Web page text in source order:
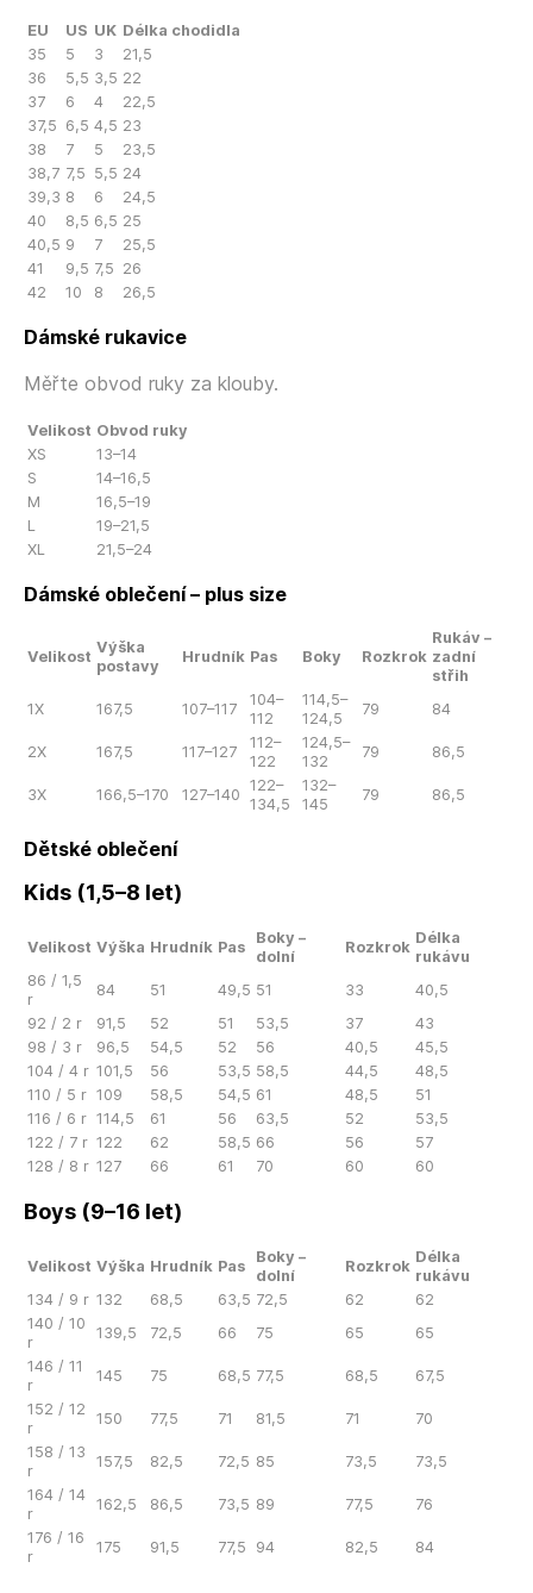
EU US UK Délka chodidla
35
5 3
21,5
36
5,5 3,5 22
37
6 4
22,5
37,5 6,5 4,5 23
38
7 5
23,5
38,7 7,5 5,5 24
39,3 8 6
24,5
40
8,5 6,5 25
40,5 9 7
25,5
41
9,5 7,5 26
42
10 8 26,5
Dámské rukavice
Měřte obvod ruky za klouby.
Velikost Obvod ruky
XS
13–14
S
14–16,5
M
16,5–19
L
19–21,5
XL
21,5–24
Dámské oblečení – plus size
Velikost
Výška
postavy
Hrudník Pas Boky Rozkrok
Rukáv –
zadní
střih
1X
167,5 107–117
104–
112
114,5–
124,5
79 84
2X 167,5 117–127
112–
122
124,5–
132
79 86,5
3X 166,5–170 127–140
122–
134,5
132–
145
79 86,5
Dětské oblečení
Kids (1,5–8 let)
Velikost Výška Hrudník Pas
Boky –
dolní
Rozkrok
Délka
rukávu
86 / 1,5
r
84 51 49,5 51 33
40,5
92 / 2 r
91,5 52 51 53,5 37
43
98 / 3 r
96,5 54,5 52 56 40,5
45,5
104 / 4 r 101,5 56 53,5 58,5 44,5
48,5
110 / 5 r 109 58,5 54,5 61 48,5
51
116 / 6 r 114,5 61 56 63,5 52
53,5
122 / 7 r 122 62 58,5 66 56
57
128 / 8 r 127 66 61 70 60 60
Boys (9–16 let)
Velikost Výška Hrudník Pas
Boky –
dolní
Rozkrok
Délka
rukávu
134 / 9 r 132 68,5 63,5 72,5 62
62
140 / 10
r
139,5 72,5 66 75 65
65
146 / 11
r
145 75 68,5 77,5 68,5
67,5
152 / 12
r
150 77,5 71 81,5 71
70
158 / 13
r
157,5 82,5 72,5 85 73,5
73,5
164 / 14
r
162,5 86,5 73,5 89 77,5
76
176 / 16
r
175 91,5 77,5 94 82,5 84